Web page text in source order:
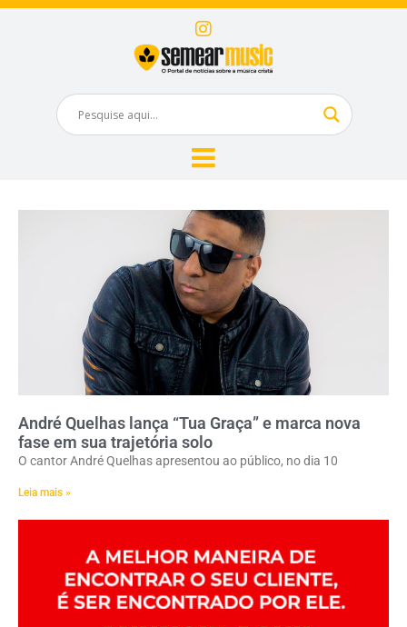
André Quelhas lança “Tua Graça” e marca nova
fase em sua trajetória solo
O cantor André Quelhas apresentou ao público, no dia 10
Leia mais »